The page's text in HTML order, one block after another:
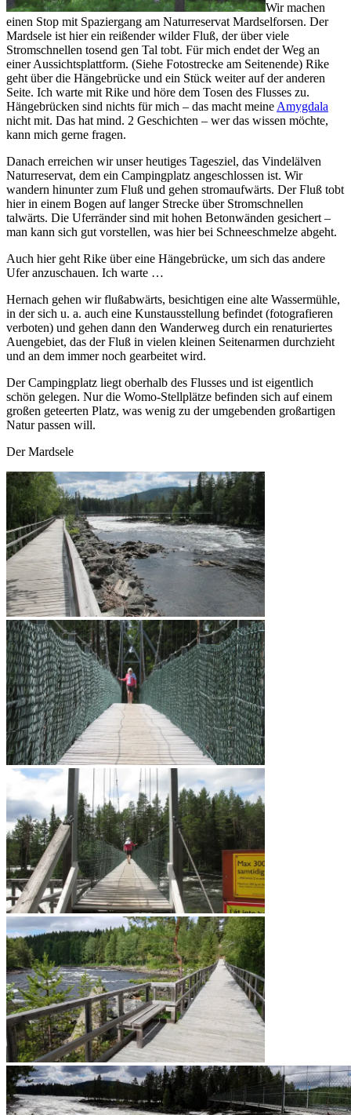
Wir machen
einen Stop mit Spaziergang am Naturreservat Mardselforsen. Der
Mardsele ist hier ein reißender wilder Fluß, der über viele
Stromschnellen tosend gen Tal tobt. Für mich endet der Weg an
einer Aussichtsplattform. (Siehe Fotostrecke am Seitenende) Rike
geht über die Hängebrücke und ein Stück weiter auf der anderen
Seite. Ich warte mit Rike und höre dem Tosen des Flusses zu.
Hängebrücken sind nichts für mich – das macht meineAmygdala
nicht mit. Das hat mind. 2 Geschichten – wer das wissen möchte,
kann mich gerne fragen.
Danach erreichen wir unser heutiges Tagesziel, das Vindelälven
Naturreservat, dem ein Campingplatz angeschlossen ist. Wir
wandern hinunter zum Fluß und gehen stromaufwärts. Der Fluß tobt
hier in einem Bogen auf langer Strecke über Stromschnellen
talwärts. Die Uferränder sind mit hohen Betonwänden gesichert –
man kann sich gut vorstellen, was hier bei Schneeschmelze abgeht.
Auch hier geht Rike über eine Hängebrücke, um sich das andere
Ufer anzuschauen. Ich warte …
Hernach gehen wir flußabwärts, besichtigen eine alte Wassermühle,
in der sich u. a. auch eine Kunstausstellung befindet (fotografieren
verboten) und gehen dann den Wanderweg durch ein renaturiertes
Auengebiet, das der Fluß in vielen kleinen Seitenarmen durchzieht
und an dem immer noch gearbeitet wird.
Der Campingplatz liegt oberhalb des Flusses und ist eigentlich
schön gelegen. Nur die Womo-Stellplätze befinden sich auf einem
großen geteerten Platz, was wenig zu der umgebenden großartigen
Natur passen will.
Der Mardsele